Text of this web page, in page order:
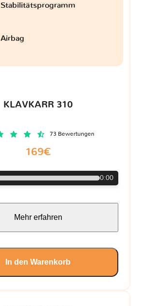
Stabilitätsprogramm
Airbag
KLAVKARR 310
73 Bewertungen
169€
0:00
Mehr erfahren
In den Warenkorb